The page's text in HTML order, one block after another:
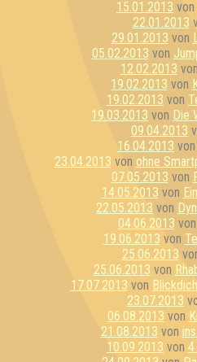
15.01.2013 von
22.01.2013
29.01.2013 von
05.02.2013 von
12.02.2013 von
19.02.2013 von
19.02.2013 von
19.03.2013 von Die
09.04.2013
16.04.2013 von
23.04.2013 von ohne
07.05.2013 von
14.05.2013 von
22.05.2013 von
04.06.2013 von
19.06.2013 von
25.06.2013
25.06.2013 von
17.07.2013 von
23.07.2013
06.08.2013 von
21.08.2013 von
10.09.2013 von 4